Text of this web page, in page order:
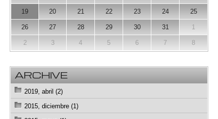
19 20 21 22 23 24 25
26 27 28 29 30 31 1
2 3 4 5 6 7 8
ARCHIVE
2019, abril (2)
2015, diciembre (1)